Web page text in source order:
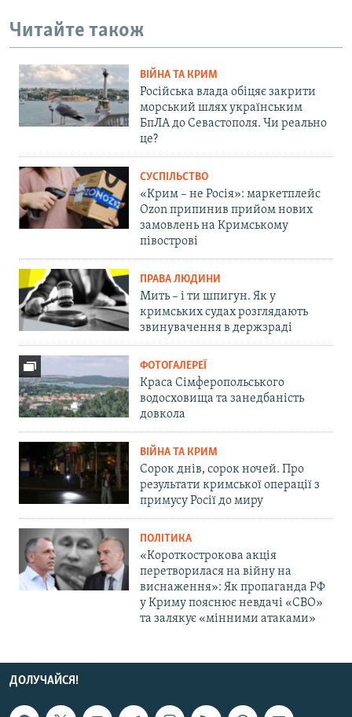
Читайте також
ВІЙНА ТА КРИМ
Російська влада обіцяє закрити
морський шлях українським
БпЛА до Севастополя. Чи реально
це?
СУСПІЛЬСТВО
«Крим – не Росія»: маркетплейс
Ozon припинив прийом нових
замовлень на Кримському
півострові
ПРАВА ЛЮДИНИ
Мить – і ти шпигун. Як у
кримських судах розглядають
звинувачення в держзраді
ФОТОГАЛЕРЕЇ
Краса Сімферопольського
водосховища та занедбаність
довкола
ВІЙНА ТА КРИМ
Сорок днів, сорок ночей. Про
результати кримської операції з
примусу Росії до миру
ПОЛІТИКА
«Короткострокова акція
перетворилася на війну на
виснаження»: Як пропаганда РФ
у Криму пояснює невдачі «СВО»
та залякує «мінними атаками»
ДОЛУЧАЙСЯ!